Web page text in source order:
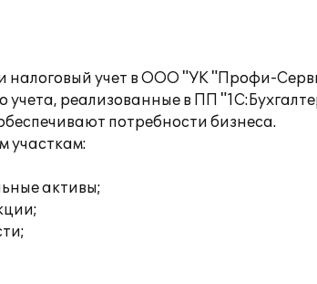
налоговый учет в ООО "УК "Профи-
учета, реализованные в ПП
потребности бизнеса.
участкам:
активы;